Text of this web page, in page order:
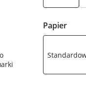
Papier